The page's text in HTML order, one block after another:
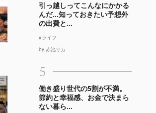
引っ越しってこんなにかかる
んだ…知っておきたい予想外
の出費と...
#ライフ
by 赤池リカ
5
働き盛り世代の5割が不満。
節約と幸福感、お金で決まら
ない暮ら...